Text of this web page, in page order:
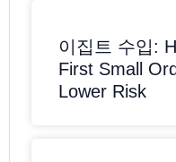
이집트 수입:
First Small
Lower Risk